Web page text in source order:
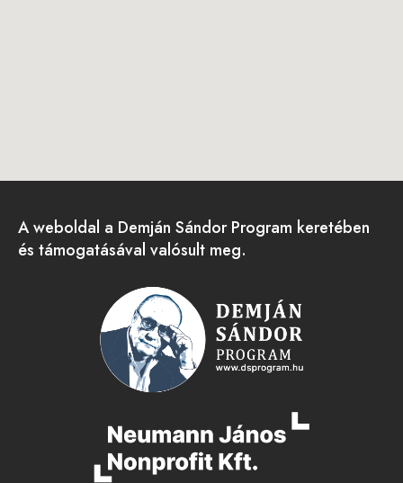
A weboldal a Demján Sándor Program keretében
és támogatásával valósult meg.